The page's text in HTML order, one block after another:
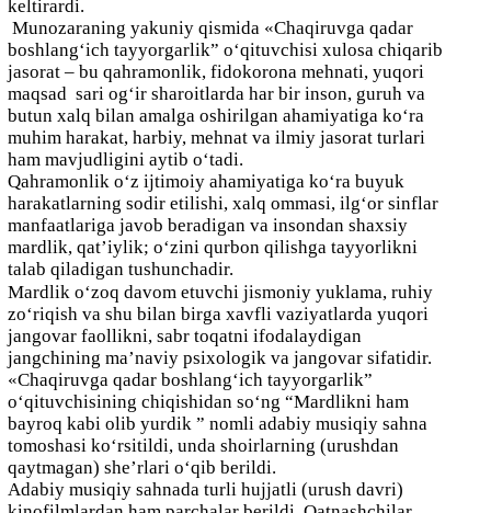
keltirardi.
Munozaraning yakuniy qismida «Chaqiruvga qadar
boshlang‘ich tayyorgarlik” o‘qituvchisi xulosa chiqarib
jasorat – bu qahramonlik, fidokorona mehnati, yuqori
maqsad sari og‘ir sharoitlarda har bir inson, guruh va
butun xalq bilan amalga oshirilgan ahamiyatiga ko‘ra
muhim harakat, harbiy, mehnat va ilmiy jasorat turlari
ham mavjudligini aytib o‘tadi.
Qahramonlik o‘z ijtimoiy ahamiyatiga ko‘ra buyuk
harakatlarning sodir etilishi, xalq ommasi, ilg‘or sinflar
manfaatlariga javob beradigan va insondan shaxsiy
mardlik, qat’iylik; o‘zini qurbon qilishga tayyorlikni
talab qiladigan tushunchadir.
Mardlik o‘zoq davom etuvchi jismoniy yuklama, ruhiy
zo‘riqish va shu bilan birga xavfli vaziyatlarda yuqori
jangovar faollikni, sabr toqatni ifodalaydigan
jangchining ma’naviy psixologik va jangovar sifatidir.
«Chaqiruvga qadar boshlang‘ich tayyorgarlik”
o‘qituvchisining chiqishidan so‘ng “Mardlikni ham
bayroq kabi olib yurdik ” nomli adabiy musiqiy sahna
tomoshasi ko‘rsitildi, unda shoirlarning (urushdan
qaytmagan) she’rlari o‘qib berildi.
Adabiy musiqiy sahnada turli hujjatli (urush davri)